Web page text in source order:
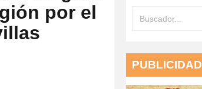
por el
PUBLICIDAD